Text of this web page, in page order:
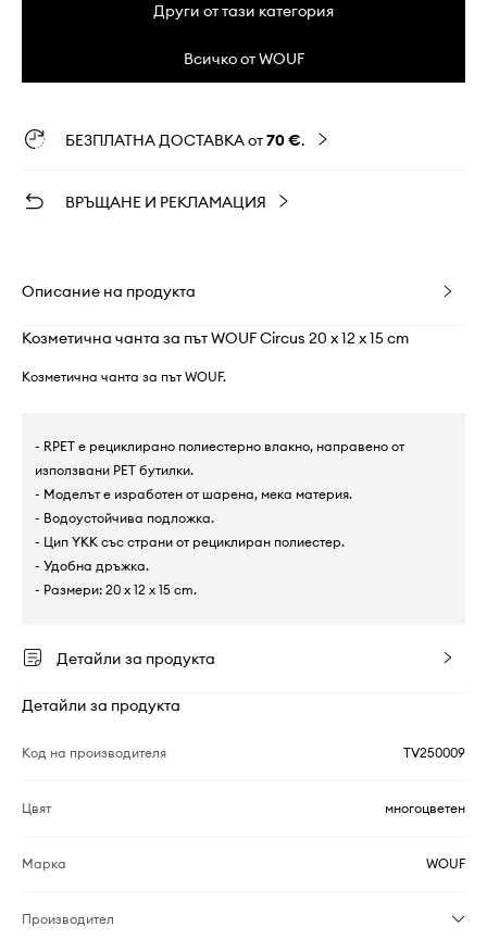
Други от тази категория
Всичко от WOUF
БЕЗПЛАТНА ДОСТАВКА от70 €.
ВРЪЩАНЕ И РЕКЛАМАЦИЯ
Описание на продукта
Козметична чанта за път WOUF Circus 20 x 12 x 15 cm
Козметична чанта за път WOUF.
- RPET е рециклирано полиестерно влакно, направено от
използвани PET бутилки.
- Моделът е изработен от шарена, мека материя.
- Водоустойчива подложка.
- Цип YKK със страни от рециклиран полиестер.
- Удобна дръжка.
- Размери: 20 x 12 x 15 cm.
Детайли за продукта
Детайли за продукта
Код на производителя TV250009
Цвят многоцветен
Марка WOUF
Производител